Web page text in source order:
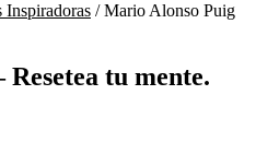
Inspiradoras /Mario Alonso Puig
tu mente.